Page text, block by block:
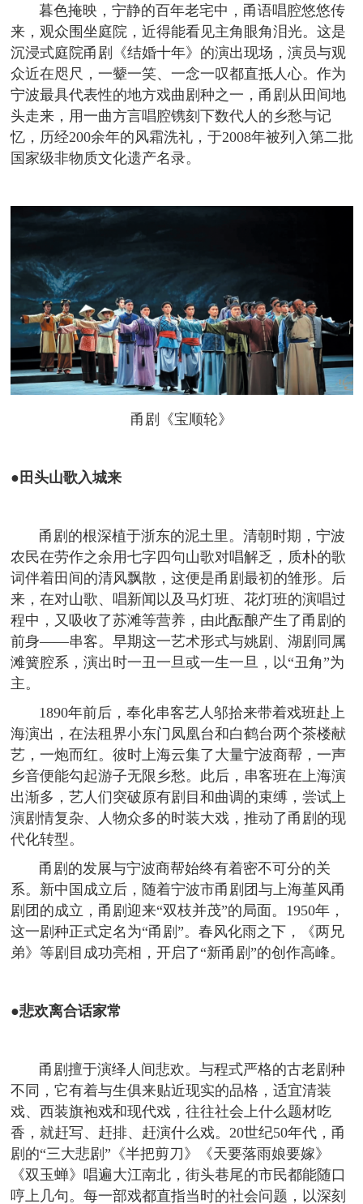
暮色掩映，宁静的百年老宅中，甬语唱腔悠悠传
来，观众围坐庭院，近得能看见主角眼角泪光。这是
沉浸式庭院甬剧《结婚十年》的演出现场，演员与观
众近在咫尺，一颦一笑、一念一叹都直抵人心。作为
宁波最具代表性的地方戏曲剧种之一，甬剧从田间地
头走来，用一曲方言唱腔镌刻下数代人的乡愁与记
忆，历经200余年的风霜洗礼，于2008年被列入第二批
国家级非物质文化遗产名录。
甬剧《宝顺轮》
●田头山歌入城来
甬剧的根深植于浙东的泥土里。清朝时期，宁波
农民在劳作之余用七字四句山歌对唱解乏，质朴的歌
词伴着田间的清风飘散，这便是甬剧最初的雏形。后
来，在对山歌、唱新闻以及马灯班、花灯班的演唱过
程中，又吸收了苏滩等营养，由此酝酿产生了甬剧的
前身——串客。早期这一艺术形式与姚剧、湖剧同属
滩簧腔系，演出时一丑一旦或一生一旦，以“丑角”为
主。
1890年前后，奉化串客艺人邬拾来带着戏班赴上
海演出，在法租界小东门凤凰台和白鹤台两个茶楼献
艺，一炮而红。彼时上海云集了大量宁波商帮，一声
乡音便能勾起游子无限乡愁。此后，串客班在上海演
出渐多，艺人们突破原有剧目和曲调的束缚，尝试上
演剧情复杂、人物众多的时装大戏，推动了甬剧的现
代化转型。
甬剧的发展与宁波商帮始终有着密不可分的关
系。新中国成立后，随着宁波市甬剧团与上海堇风甬
剧团的成立，甬剧迎来“双枝并茂”的局面。1950年，
这一剧种正式定名为“甬剧”。春风化雨之下，《两兄
弟》等剧目成功亮相，开启了“新甬剧”的创作高峰。
●悲欢离合话家常
甬剧擅于演绎人间悲欢。与程式严格的古老剧种
不同，它有着与生俱来贴近现实的品格，适宜清装
戏、西装旗袍戏和现代戏，往往社会上什么题材吃
香，就赶写、赶排、赶演什么戏。20世纪50年代，甬
剧的“三大悲剧”《半把剪刀》《天要落雨娘要嫁》
《双玉蝉》唱遍大江南北，街头巷尾的市民都能随口
哼上几句。每一部戏都直指当时的社会问题，以深刻